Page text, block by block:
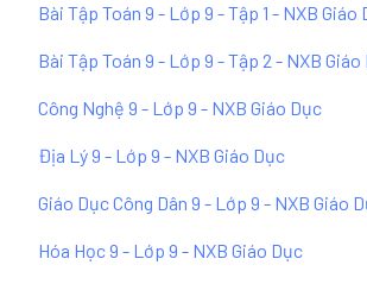
Bài Tập Toán 9 - Lớp 9 - Tập 1 - NXB Giáo
Bài Tập Toán 9 - Lớp 9 - Tập 2 - NXB Giáo
Công Nghệ 9 - Lớp 9 - NXB Giáo Dục
Địa Lý 9 - Lớp 9 - NXB Giáo Dục
Giáo Dục Công Dân 9 - Lớp 9 - NXB Giáo
Hóa Học 9 - Lớp 9 - NXB Giáo Dục